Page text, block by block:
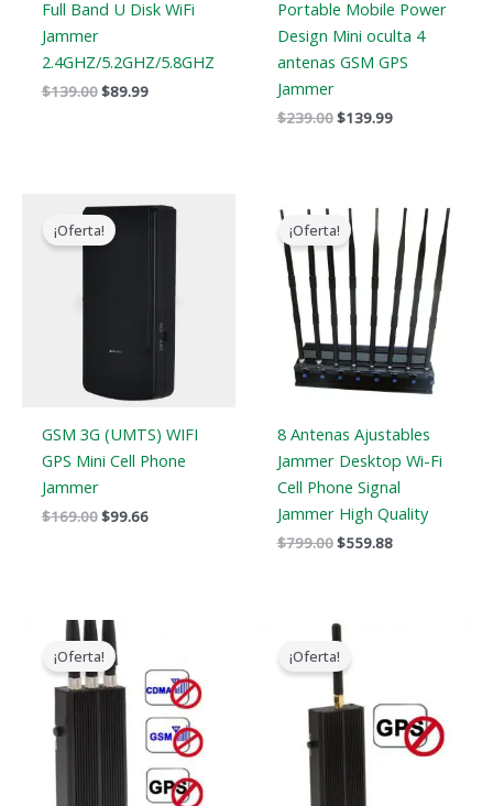
Full Band U Disk WiFi
Jammer
2.4GHZ/5.2GHZ/5.8GHZ
$139.00$89.99
Portable Mobile Power
Design Mini oculta 4
antenas GSM GPS
Jammer
$239.00$139.99
¡Oferta!
GSM 3G (UMTS) WIFI
GPS Mini Cell Phone
Jammer
$169.00
El
precio
original
$99.66
El
$99.66.
¡Oferta!
8 Antenas Ajustables
Jammer Desktop Wi-Fi
Cell Phone Signal
Jammer High Quality
$799.00
precio
original
era:
$799.00.
$559.88
precio
actual
es:
$559.88.
¡Oferta!
El
precio
original
era:
$99.00.
actual
es:
$69.99.
¡Oferta!
El
precio
original
era:
$139.00.$79.99.